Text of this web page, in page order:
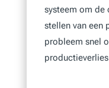
systeem om
stellen van een
probleem snel